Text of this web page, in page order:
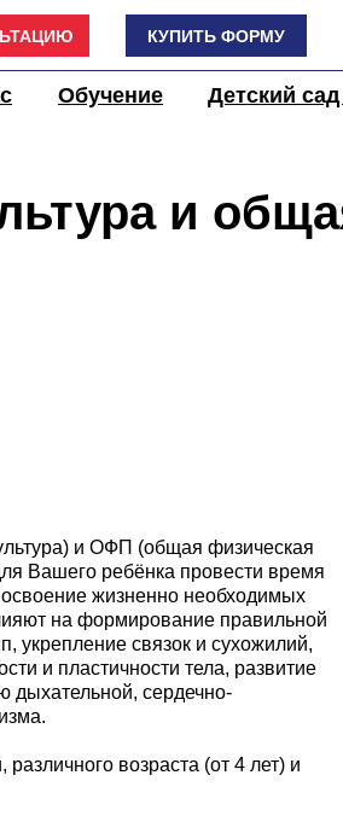
КУПИТЬ ФОРМУ
Обучение Детский
и
и ОФП (общая физическая
Вашего ребёнка провести время
жизненно необходимых
на формирование правильной
укрепление связок и сухожилий,
и пластичности тела, развитие
дыхательной, сердечно-
возраста (от 4 лет) и